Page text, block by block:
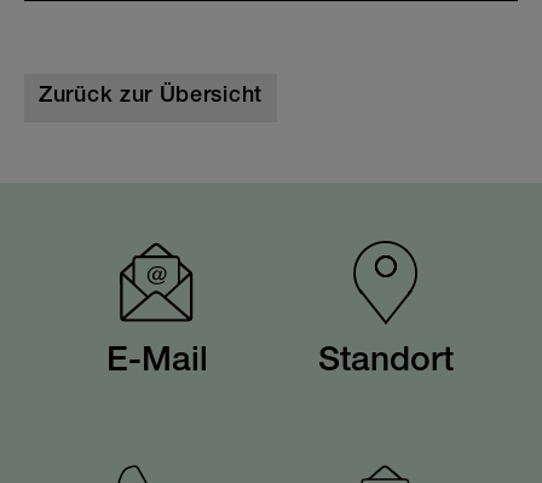
Zurück zur Übersicht
E-Mail Standort